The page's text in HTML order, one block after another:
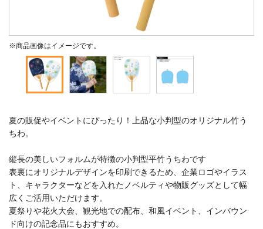
※商品画像はイメージです。
夏の販促やイベントにぴったり！上品な小判型のオリジナル竹う
ちわ。
縦長の美しいフォルムが特徴の小判型平竹うちわです
表裏にオリジナルデザインを印刷できるため、企業ロゴやイラス
ト、キャラクターなどを入れたノベルティや物販グッズとして幅
広くご活用いただけます。
夏祭りや花火大会、観光地での配布、和風イベント、インバウン
ド向けの記念品にもおすすめ。